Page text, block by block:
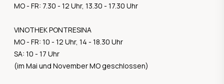
MO - FR: 7.30 - 12 Uhr, 13.30 - 17.30 Uhr
VINOTHEK PONTRESINA
MO - FR: 10 - 12 Uhr, 14 - 18.30 Uhr
SA: 10 - 17 Uhr
(im Mai und November MO geschlossen)